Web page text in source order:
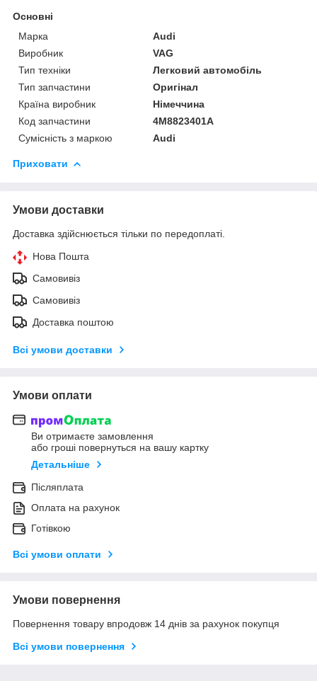
Основні
Марка
Audi
Виробник
VAG
Тип техніки
Легковий автомобіль
Тип запчастини
Оригінал
Країна виробник
Німеччина
Код запчастини
4M8823401A
Сумісність з маркою
Audi
Приховати
Умови доставки
Доставка здійснюється тільки по передоплаті.
Нова Пошта
Самовивіз
Самовивіз
Доставка поштою
Всі умови доставки
Умови оплати
Ви отримаєте замовлення
або гроші повернуться на вашу картку
Детальніше
Післяплата
Оплата на рахунок
Готівкою
Всі умови оплати
Умови повернення
Повернення товару впродовж 14 днів за рахунок покупця
Всі умови повернення